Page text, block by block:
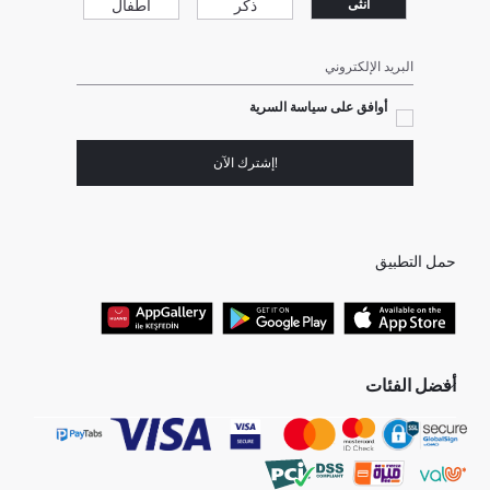
انثى ذكر أطفال
البريد الإلكتروني
أوافق على سياسة السرية
!إشترك الآن
حمل التطبيق
أفضل الفئات
جميع متاجرنا
هدايا عيد الحب
البلوفر النسائية
بلوفر رجالي
برفانات حريمى
جينز رجالي